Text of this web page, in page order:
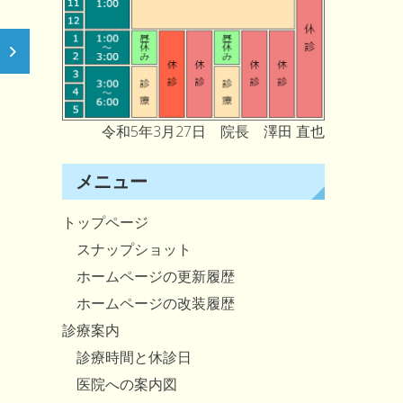
令和5年3月27日 院長 澤田 直也
メニュー
トップページ
スナップショット
ホームページの更新履歴
ホームページの改装履歴
診療案内
診療時間と休診日
医院への案内図